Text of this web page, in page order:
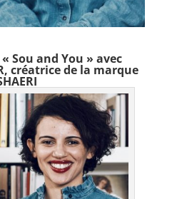
Sou and You » avec
, créatrice de la marque